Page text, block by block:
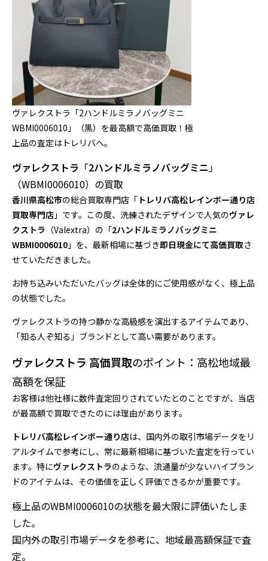
ヴァレクストラ「2ハンドルミラノバッグミニ
WBMI0006010」（黒）を最高額で高価買取！極
上品の査定はトレリバへ。
ヴァレクストラ 「2ハンドルミラノバッグミニ」
（WBMI0006010）の買取
香川県高松市の総合買取専門店「 トレリバ高松レインボー通り店
買取専門店 」です。この度、洗練されたデザインで人気のヴァレ
クストラ （Valextra）の「2ハンドルミラノバッグミニ
WBMI0006010 」を、最新相場に基づき即日現金にて高価買取さ
せていただきました。
お持ち込みいただいたバッグは全体的にご使用感がなく、極上品
の状態でした。
ヴァレクストラの持つ静かな高級感を演出するアイテムであり、
「知る人ぞ知る」ブランドとして高い需要があります。
ヴァレクストラ 高価買取のポイント：高松地域最
高額を保証
お客様は他社様に数件査定回りされていたとのことですが、当店
が最高額で買取できたのには理由があります。
トレリバ高松レインボー通り店は、国内外の取引市場データをリ
アルタイムで参考にし、常に最新相場に基づいた査定を行ってい
ます。特にヴァレクストラのような、流通量が少ないハイブラン
ドのアイテムは、その価値を正しく評価できるかが重要です。
極上品のWBMI0006010の状態を最大限に評価いたしま
した。
国内外の取引市場データを参考に、地域最高額保証で査
定。